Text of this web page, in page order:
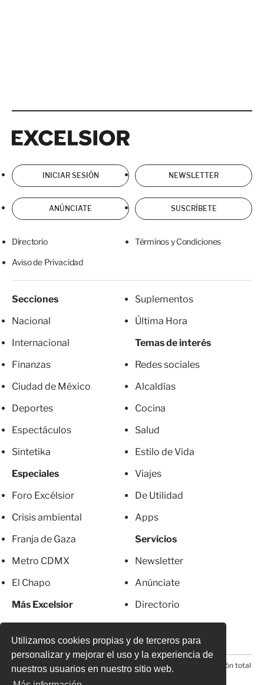
Utilizamos cookies propias y de terceros para
personalizar y mejorar el uso y la experiencia de
nuestros usuarios en nuestro sitio web.
INICIAR SESIÓN NEWSLETTER
ANÚNCIATE SUSCRÍBETE
Directorio Términos y Condiciones
Aviso de Privacidad
Secciones
Nacional
Internacional
Finanzas
Ciudad de México
Deportes
Espectáculos
Sintetika
Especiales
Foro Excélsior
Crisis ambiental
Franja de Gaza
Metro CDMX
El Chapo
Más Excelsior
Suplementos
Última Hora
Temas de interés
Redes sociales
Alcaldías
Cocina
Salud
Estilo de Vida
Viajes
De Utilidad
Apps
Servicios
Newsletter
Anúnciate
Directorio
© 2026 Todos los derechos reservados. Prohibida la reproducción total
o parcial, incluyendo cualquier medio electrónico*